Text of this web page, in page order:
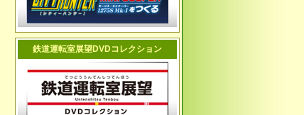
鉄道運転室展望DVDコレクション